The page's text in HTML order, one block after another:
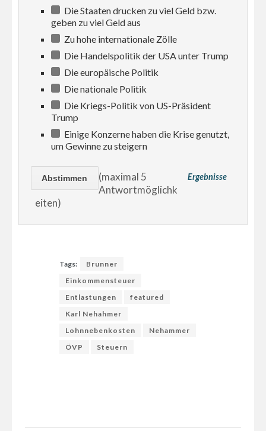
Die Staaten drucken zu viel Geld bzw.
geben zu viel Geld aus
Zu hohe internationale Zölle
Die Handelspolitik der USA unter Trump
Die europäische Politik
Die nationale Politik
Die Kriegs-Politik von US-Präsident
Trump
Einige Konzerne haben die Krise genutzt,
um Gewinne zu steigern
Ergebnisse
(maximal 5
Antwortmöglichk
eiten)
Tags:
Brunner
Einkommensteuer
Entlastungen
featured
Karl Nehahmer
Lohnnebenkosten
Nehammer
ÖVP
Steuern